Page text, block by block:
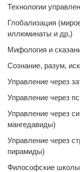
Технологии
Глобализация
иллюминаты и др,)
Мифология и
Сознание, разум,
Управление через
Управление через
Управление через
мангедавиды)
Управление через
пирамиды)
Философские школы